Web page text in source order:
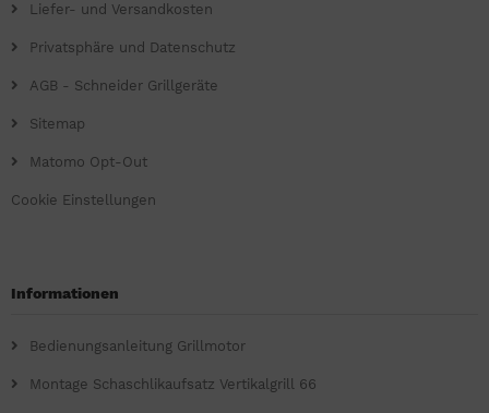
Liefer- und Versandkosten
Privatsphäre und Datenschutz
AGB - Schneider Grillgeräte
Sitemap
Matomo Opt-Out
Cookie Einstellungen
Informationen
Bedienungsanleitung Grillmotor
Montage Schaschlikaufsatz Vertikalgrill 66